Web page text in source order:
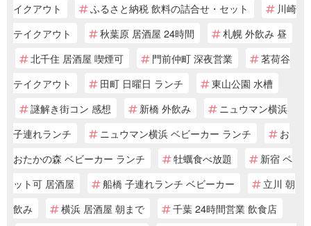
イクアウト
ふるさと納税 飲料の詰合せ・セット
川崎
テイクアウト
秋葉原 居酒屋 24時間
札幌 外飲み 昼
北千住 居酒屋 喫煙可
門前仲町 深夜営業
茗荷谷
テイクアウト
田町 日曜日 ランチ
東山公園 水槽
謎解き街コン 感想
新橋 外飲み
ニュウマン横浜
子連れランチ
ニュウマン横浜 ベビーカー ランチ
お
おたかの森 ベビーカー ランチ
牡蠣食べ放題
新宿 ペ
ット可 居酒屋
船橋 子連れランチ ベビーカー
立川 朝
飲み
横浜 居酒屋 朝まで 千葉 24時間営業 飲食店